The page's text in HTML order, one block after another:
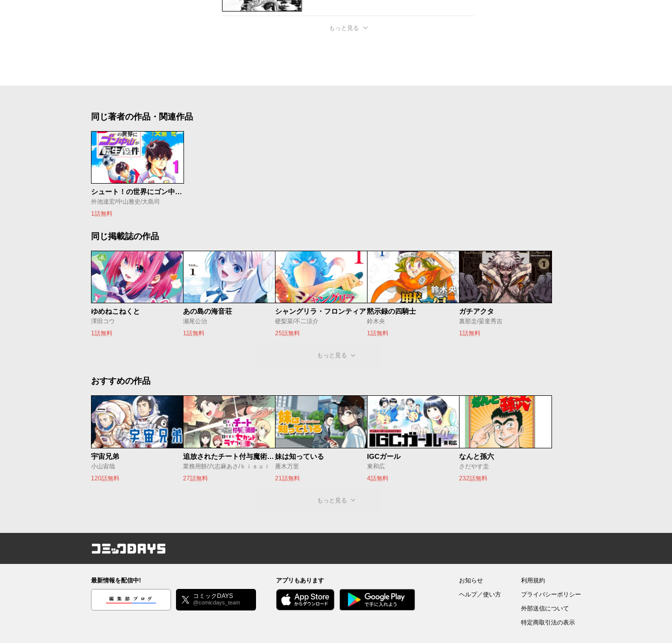
もっと見る
同じ著者の作品・関連作品
シュート！の世界にゴン中山が転生してしまった件
外池達宏/中山雅史/大島司
1話無料
同じ掲載誌の作品
ゆめねこねくと
澤田コウ
1話無料
あの島の海音荘
瀬尾公治
1話無料
シャングリラ・フロンティア
硬梨菜/不二涼介
25話無料
黙示録の四騎士
鈴木央
1話無料
ガチアクタ
裏那圭/晏童秀吉
1話無料
もっと見る
おすすめの作品
宇宙兄弟
小山宙哉
120話無料
追放されたチート付与魔術師は気ままなセカンドライフを謳歌する。 ～俺は武器だけじゃなく、あらゆるものに『強化ポイント』を付与できるし、俺の意思でいつでも効果を解除できるけど、残った人たち大丈夫？～
業務用餅/六志麻あさ/ｋｉｓｕｉ
27話無料
妹は知っている
雁木万里
21話無料
IGCガール
東和広
4話無料
なんと孫六
さだやす圭
232話無料
もっと見る
コミックDAYS
最新情報を配信中!
編集部ブログ コミックDAYS
@comicdays_team
アプリもあります
お知らせ
ヘルプ／使い方
利用規約
プライバシーポリシー
外部送信について
特定商取引法の表示